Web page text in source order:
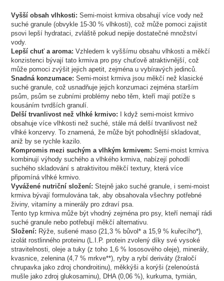
Vyšší obsah vlhkosti: Semi-moist krmiva obsahují více vody než
suché granule (obvykle 15-30 % vlhkosti), což může pomoci zajistit
psovi lepší hydrataci, zvláště pokud nepije dostatečné množství
vody.
Lepší chuť a aroma: Vzhledem k vyššímu obsahu vlhkosti a měkčí
konzistenci bývají tato krmiva pro psy chuťově atraktivnější, což
může pomoci zvýšit jejich apetit, zejména u vybíravých jedinců.
Snadná konzumace: Semi-moist krmiva jsou měkčí než klasické
suché granule, což usnadňuje jejich konzumaci zejména starším
psům, psům se zubními problémy nebo těm, kteří mají potíže s
kousáním tvrdších granulí.
Delší trvanlivost než vlhké krmivo: I když semi-moist krmivo
obsahuje více vlhkosti než suché, stále má delší trvanlivost než
vlhké konzervy. To znamená, že může být pohodlnější skladovat,
aniž by se rychle kazilo.
Kompromis mezi suchým a vlhkým krmivem: Semi-moist krmiva
kombinují výhody suchého a vlhkého krmiva, nabízejí pohodlí
suchého skladování s atraktivitou měkčí textury, která více
připomíná vlhké krmivo.
Vyvážené nutriční složení: Stejně jako suché granule, i semi-moist
krmiva bývají formulována tak, aby obsahovala všechny potřebné
živiny, vitamíny a minerály pro zdraví psa.
Tento typ krmiva může být vhodný zejména pro psy, kteří nemají rádi
suché granule nebo potřebují měkčí alternativu.
Složení: Rýže, sušené maso (21,3 % bůvol* a 15,9 % kuřecího*),
izolát rostlinného proteinu (L.I.P. protein zvolený díky své vysoké
stravitelnosti, oleje a tuky (z toho 1,6 % lososového oleje), minerály,
kvasnice, zelenina (4,7 % mrkve**), ryby a rybí deriváty (žraločí
chrupavka jako zdroj chondroitinu), měkkýši a korýši (zelenoústá
mušle jako zdroj glukosaminu), DHA (0,06 %), kurkuma, tymián,